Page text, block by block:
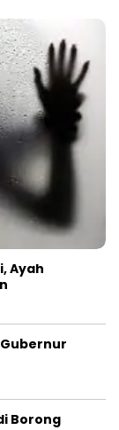
Ayah
Borong